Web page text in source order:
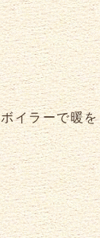
イラーで暖